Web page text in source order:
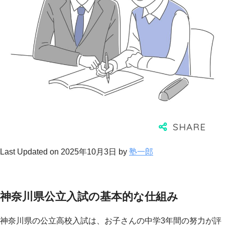
Last Updated on 2025年10月3日 by 塾一郎
神奈川県公立入試の基本的な仕組み
神奈川県の公立高校入試は、お子さんの中学3年間の努力が評